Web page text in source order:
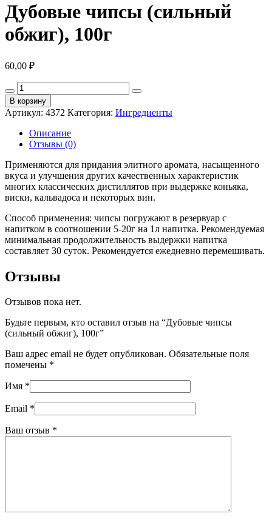
Дубовые чипсы (сильный
обжиг), 100г
60,00 ₽
Количество
товара
Дубовые
чипсы
(сильный
обжиг),
100г
В корзину
Артикул: 4372 Категория: Ингредиенты
Описание
Отзывы (0)
Применяются для придания элитного аромата, насыщенного
вкуса и улучшения других качественных характеристик
многих классических дистиллятов при выдержке коньяка,
виски, кальвадоса и некоторых вин.
Способ применения: чипсы погружают в резервуар с
напитком в соотношении 5-20г на 1л напитка. Рекомендуемая
минимальная продолжительность выдержки напитка
составляет 30 суток. Рекомендуется ежедневно перемешивать.
Отзывы
Отзывов пока нет.
Будьте первым, кто оставил отзыв на “Дубовые чипсы
(сильный обжиг), 100г”
Ваш адрес email не будет опубликован. Обязательные поля
помечены *
Имя *
Email *
Ваш отзыв *